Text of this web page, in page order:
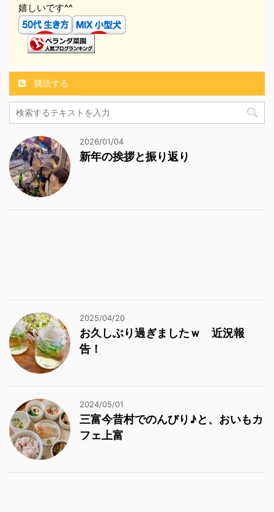
嬉しいです^^
購読する
2026/01/04
新年の挨拶と振り返り
2025/04/20
お久しぶり過ぎましたｗ 近況報
告！
2024/05/01
三富今昔村でのんびり♪と、おいもカ
フェ上富